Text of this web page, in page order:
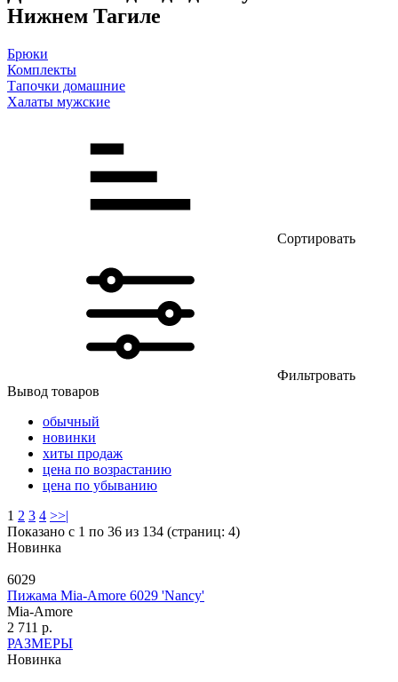
Нижнем Тагиле
Брюки
Комплекты
Тапочки домашние
Халаты мужские
Сортировать
Фильтровать
Вывод товаров
обычный
новинки
хиты продаж
цена по возрастанию
цена по убыванию
1 2 3 4 >>|
Показано с 1 по 36 из 134 (страниц: 4)
Новинка
6029
Пижама Mia-Amore 6029 'Nancy'
Mia-Amore
2 711 р.
РАЗМЕРЫ
Новинка